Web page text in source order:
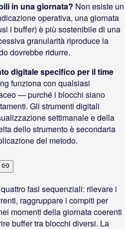
in una giornata? Non esiste un
operativa, una giornata
i buffer) è più sostenibile di una
granularità riproduce la
dovrebbe ridurre.
digitale specifico per il time
funziona con qualsiasi
— purché i blocchi siano
Gli strumenti digitali
settimanale e della
dello strumento è secondaria
del metodo.
fasi sequenziali: rilevare i
raggruppare i compiti per
momenti della giornata coerenti
buffer tra blocchi diversi. La